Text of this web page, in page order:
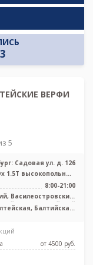
ВЕРФИ
5
Садовая ул. д. 126
1.5T высокопольный
Aquilion PRIME To ...
8:00-21:00
Василеостровский,
Адмиралтейский
Балтийская,
институт,
Театральная
от 4500 pуб.